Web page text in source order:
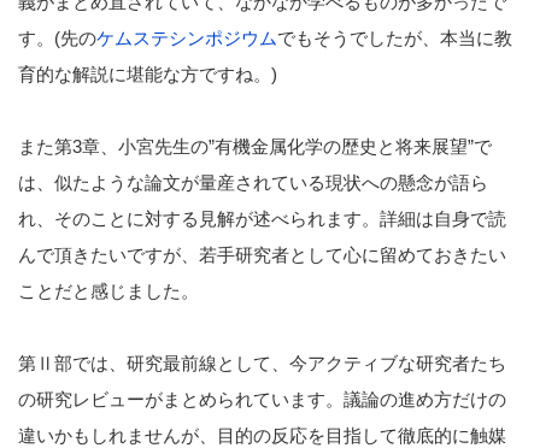
す。(先のケムステシンポジウムでもそうでしたが、本当に教
育的な解説に堪能な方ですね。)
また第3章、小宮先生の”有機金属化学の歴史と将来展望”で
は、似たような論文が量産されている現状への懸念が語ら
れ、そのことに対する見解が述べられます。詳細は自身で読
んで頂きたいですが、若手研究者として心に留めておきたい
ことだと感じました。
第Ⅱ部では、研究最前線として、今アクティブな研究者たち
の研究レビューがまとめられています。議論の進め方だけの
違いかもしれませんが、目的の反応を目指して徹底的に触媒